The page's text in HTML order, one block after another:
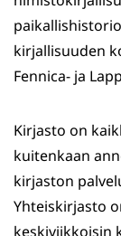
kirjallisuuden
Fennica- ja
Kirjasto on
kuitenkaan
kirjaston
Yhteiskirjasto
keskiviikkoisin